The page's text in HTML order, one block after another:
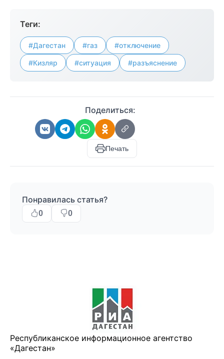
Теги:
#Дагестан #газ #отключение
#Кизляр #ситуация #разъяснение
Поделиться:
Печать
Понравилась статья?
0 0
Республиканское информационное агентство
«Дагестан»